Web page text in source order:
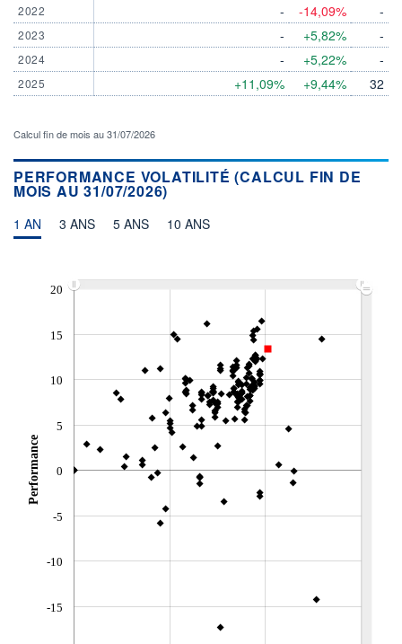
04/12 07/04
CATÉGORIE MORNINGSTAR
Convertibles Europe
ÉLIGIBILITÉ
PEA PEA-PME BOURSOVIE LUX
BOURSOVIE
CTO BUSINESS
NOTATION MORNINGSTAR ⁽¹⁾
RISQUE DU FONDS (SRI)
+ PORTEFEUILLE
2022
2023
2024
2025
-
-
-
+11,09%
-14,09%
+5,82%
+5,22%
+9,44%
-
-
-
32
Calcul fin de mois au 31/07/2026
PERFORMANCE VOLATILITÉ (CALCUL FIN DE
MOIS AU 31/07/2026)
1 AN 3 ANS 5 ANS 10 ANS
-15
-10
-5
0
5
10
15
20
Performance